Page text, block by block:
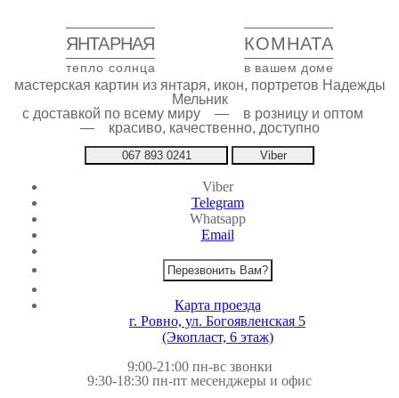
ЯНТАРНАЯ КОМНАТА
тепло солнца в вашем доме
мастерская картин из янтаря, икон, портретов Надежды
Мельник
с доставкой по всему миру — в розницу и оптом
— красиво, качественно, доступно
067 893 0241 Viber
Viber
Telegram
Whatsapp
Email
Перезвонить Вам?
Карта проезда
г. Ровно, ул. Богоявленская 5
(Экопласт, 6 этаж)
9:00-21:00 пн-вс звонки
9:30-18:30 пн-пт месенджеры и офис